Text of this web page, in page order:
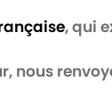
, qui
nous